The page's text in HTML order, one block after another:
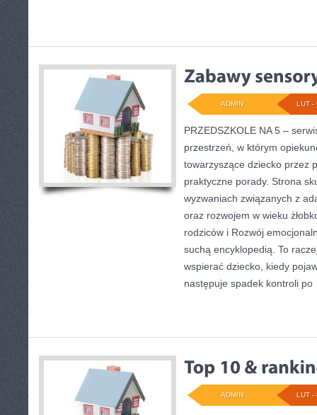
LUT -
ADMIN
PRZEDSZKOLE NA 5 –
przestrzeń, w którym
towarzyszące dziecko przez
praktyczne porady. Strona
wyzwaniach związanych z
oraz rozwojem w wieku
rodziców i Rozwój
suchą encyklopedią. To
wspierać dziecko, kiedy
następuje spadek kontroli po
LUT -
ADMIN